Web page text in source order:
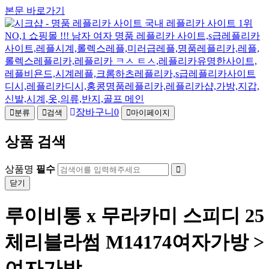
본문 바로가기
분류 검색 장바구니 0 마이페이지
상품 검색
상품명 필수
닫기
루이비통 x 무라카미 스피디 25
체리블라썸 M14174여자가방 >